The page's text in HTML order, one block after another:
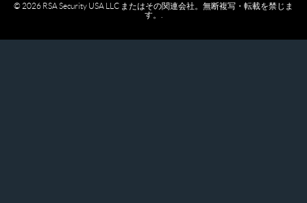
© 2026 RSA Security USA LLC またはその関連会社。無断複写・転載を禁じま
す。.